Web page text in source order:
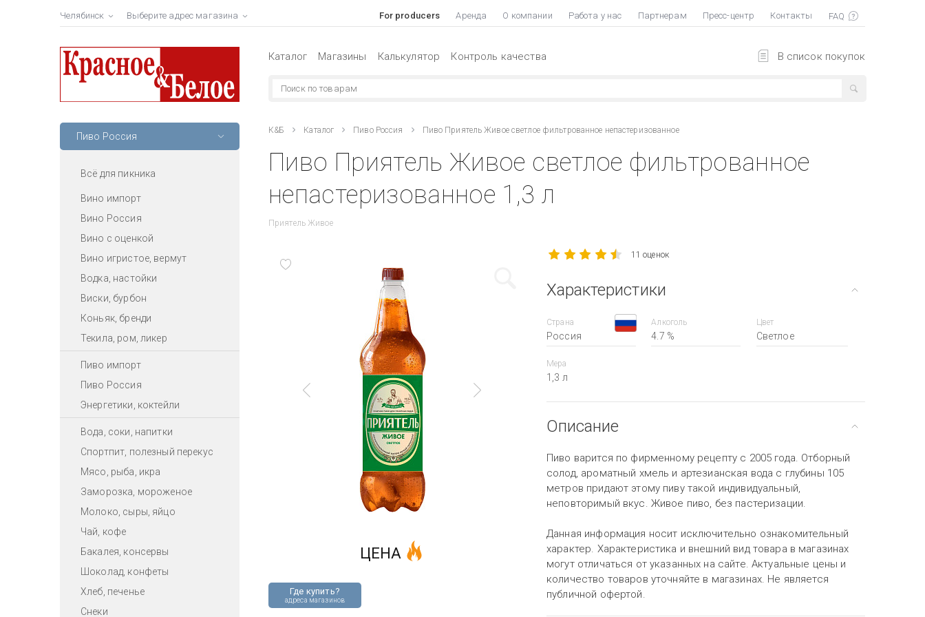
Челябинск Выберите адрес магазина For producers Аренда О компании Работа у нас Партнерам Пресс-центр Контакты
В список покупок
Каталог Магазины Калькулятор Контроль качества
Пиво Россия
Всё для пикника
Вино импорт
Вино Россия
Вино с оценкой
Вино игристое, вермут
Водка, настойки
Виски, бурбон
Коньяк, бренди
Текила, ром, ликер
Пиво импорт
Пиво Россия
Энергетики, коктейли
Вода, соки, напитки
Спортпит, полезный перекус
Мясо, рыба, икра
Заморозка, мороженое
Молоко, сыры, яйцо
Чай, кофе
Бакалея, консервы
Шоколад, конфеты
Хлеб, печенье
Снеки
К&Б Каталог Пиво Россия Пиво Приятель Живое светлое фильтрованное непастеризованное
Пиво Приятель Живое светлое фильтрованное
непастеризованное 1,3 л
Приятель Живое
Где купить?
адреса магазинов
ЦЕНА
11 оценок
Характеристики
Страна
Россия
Алкоголь
4.7 %
Цвет
Светлое
Мера
1,3 л
Описание
Пиво варится по фирменному рецепту с 2005 года. Отборный
солод, ароматный хмель и артезианская вода с глубины 105
метров придают этому пиву такой индивидуальный,
неповторимый вкус. Живое пиво, без пастеризации.
Данная информация носит исключительно ознакомительный
характер. Характеристика и внешний вид товара в магазинах
могут отличаться от указанных на сайте. Актуальные цены и
количество товаров уточняйте в магазинах. Не является
публичной офертой.